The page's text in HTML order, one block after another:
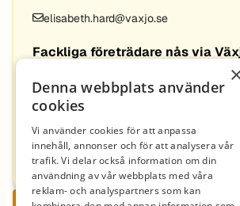
elisabeth.hard@vaxjo.se
Fackliga företrädare nås via
0470-41000
Ulrika Bernhardsson
ulrika.bernhardsson@vaxjo.se
Denna webbplats använder
cookies
Vi använder cookies för att anpassa
innehåll, annonser och för att analysera vår
trafik. Vi delar också information om din
användning av vår webbplats med våra
reklam- och analyspartners som kan